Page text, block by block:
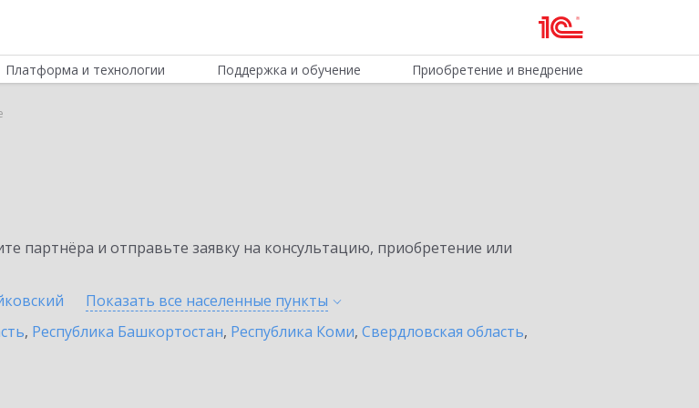
Платформа и технологии Поддержка и обучение Приобретение и внедрение
партнёра и отправьте заявку на консультацию, приобретение или
Показать все населенные пункты
, Республика Башкортостан, Республика Коми, Свердловская область,